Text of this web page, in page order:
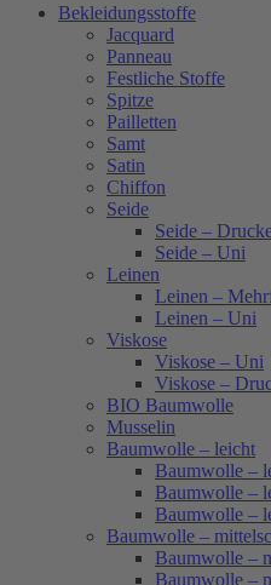
Bekleidungsstoffe
Jacquard
Panneau
Festliche Stoffe
Spitze
Pailletten
Samt
Satin
Chiffon
Seide
Seide –
Seide – Uni
Leinen
Leinen –
Leinen – Uni
Viskose
Viskose – Uni
Viskose –
BIO Baumwolle
Musselin
Baumwolle – leicht
Baumwolle –
Baumwolle –
Baumwolle –
Baumwolle –
Baumwolle –
Baumwolle –